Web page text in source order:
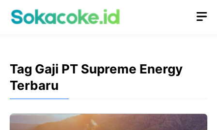
Tag Gaji PT Supreme Energy
Terbaru